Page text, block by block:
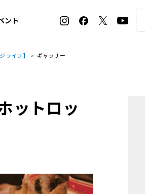
アルピナ
アバルト
フィアット
ロールス・ロイス
＆ホイール バイヤーズガイド
ント
ラン カーズ・ミート2026横浜
KOBE 2025
ラン カーズ・ミート2025横浜
ライフ】 ギャラリー
ットロッ